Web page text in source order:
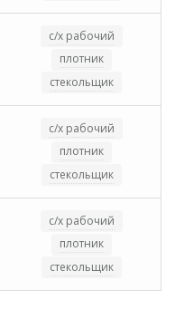
с/х рабочий
плотник
стекольщик
с/х рабочий
плотник
стекольщик
с/х рабочий
плотник
стекольщик